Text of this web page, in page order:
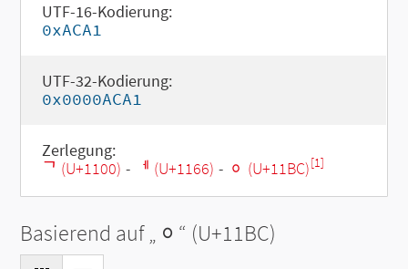
UTF-16-Kodierung:
0xACA1
UTF-32-Kodierung:
0x0000ACA1
Zerlegung:
ᄀ (U+1100) - ᅦ (U+1166) - ᆼ (U+11BC)[1]
Basierend auf „ ᆼ “ (U+11BC)